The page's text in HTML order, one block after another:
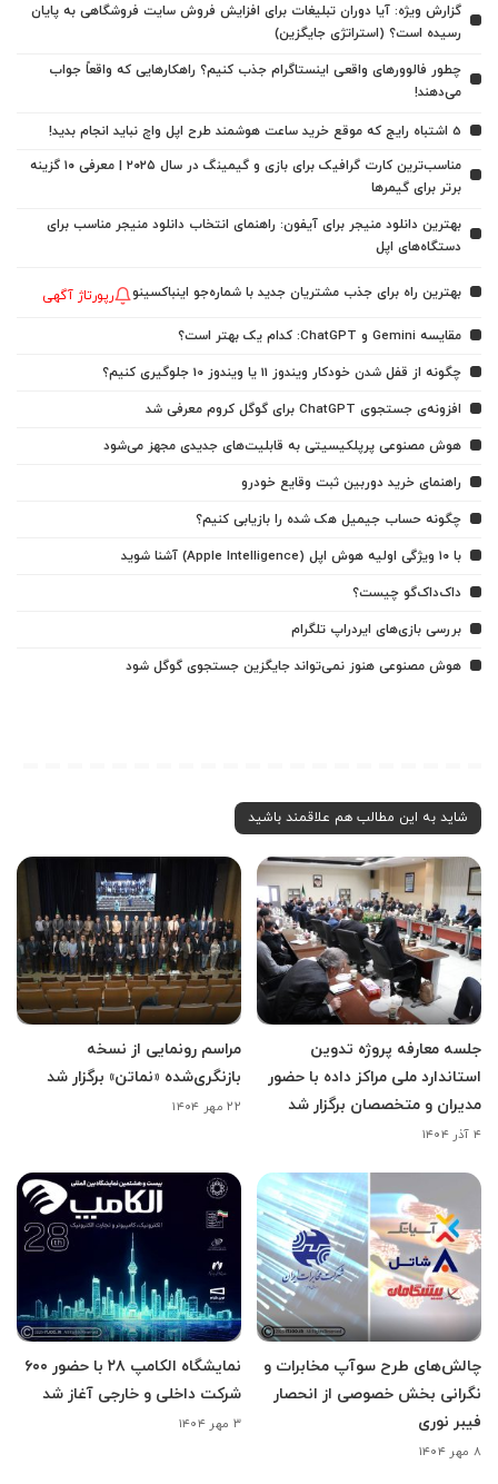
گزارش ویژه: آیا دوران تبلیغات برای افزایش فروش سایت فروشگاهی به پایان
رسیده است؟ (استراتژی جایگزین)
چطور فالوورهای واقعی اینستاگرام جذب کنیم؟ راهکارهایی که واقعاً جواب
می‌دهند!
5 اشتباه رایج که موقع خرید ساعت هوشمند طرح اپل واچ نباید انجام بدید!
مناسب‌ترین کارت گرافیک برای بازی و گیمینگ در سال ۲۰۲۵ | معرفی ۱۰ گزینه
برتر برای گیمرها
بهترین دانلود منیجر برای آیفون: راهنمای انتخاب دانلود منیجر مناسب برای
دستگاه‌های اپل
بهترین راه برای جذب مشتریان جدید با شماره‌جو اینباکسینو رپورتاژ آگهی
مقایسه Gemini و ChatGPT: کدام یک بهتر است؟
چگونه از قفل شدن خودکار ویندوز 11 یا ویندوز 10 جلوگیری کنیم؟
افزونه‌ی جستجوی ChatGPT برای گوگل کروم معرفی شد
هوش مصنوعی پرپلکیسیتی به قابلیت‌های جدیدی مجهز می‌شود
راهنمای خرید دوربین ثبت وقایع خودرو
چگونه حساب جیمیل هک شده را بازیابی کنیم؟
با ۱۰ ویژگی اولیه هوش اپل (Apple Intelligence) آشنا شوید
داک‌داک‌گو چیست؟
بررسی بازی‌های ایردراپ تلگرام
هوش مصنوعی هنوز نمی‌تواند جایگزین جستجوی گوگل شود
شاید به این مطالب هم علاقمند باشید
جلسه معارفه پروژه تدوین
استاندارد ملی مراکز داده با حضور
مدیران و متخصصان برگزار شد
۴ آذر ۱۴۰۴
مراسم رونمایی از نسخه
بازنگری‌شده «نماتن» برگزار شد
۲۲ مهر ۱۴۰۴
چالش‌های طرح سوآپ مخابرات و
نگرانی بخش خصوصی از انحصار
فیبر نوری
۸ مهر ۱۴۰۴
نمایشگاه الکامپ ۲۸ با حضور ۶۰۰
شرکت داخلی و خارجی آغاز شد
۳ مهر ۱۴۰۴